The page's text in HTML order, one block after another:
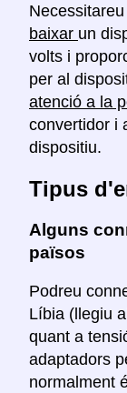
Necessitareu
baixar un
volts i
per al
atenció a la
convertidor i
dispositiu.
Tipus
Alguns
països
Podreu
Líbia (llegiu
quant a
adaptadors
normalment